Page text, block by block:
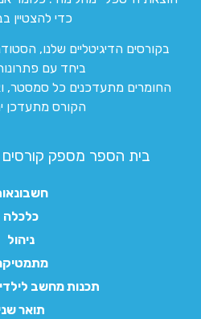
כדי להצטיין
בקורסים הדיגיטליים שלנו,
ביחד עם
החומרים מתעדכנים כל סמסטר,
הקורס מתעדכן
בית הספר מספק קורסים
כלכלה
ניהול
תכנות מחשב
תואר